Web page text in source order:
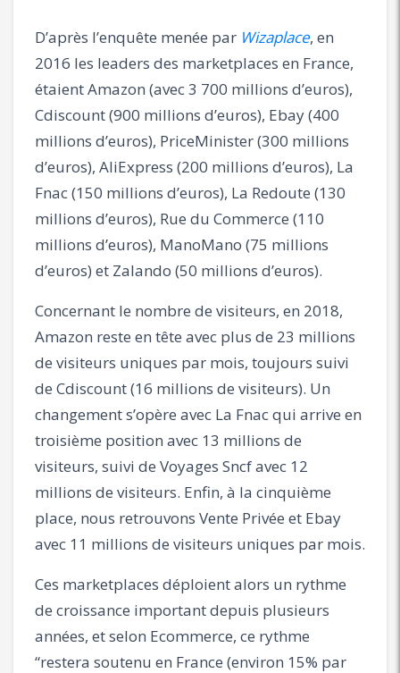
D’après l’enquête menée par Wizaplace, en
2016 les leaders des marketplaces en France,
étaient Amazon (avec 3 700 millions d’euros),
Cdiscount (900 millions d’euros), Ebay (400
millions d’euros), PriceMinister (300 millions
d’euros), AliExpress (200 millions d’euros), La
Fnac (150 millions d’euros), La Redoute (130
millions d’euros), Rue du Commerce (110
millions d’euros), ManoMano (75 millions
d’euros) et Zalando (50 millions d’euros).
Concernant le nombre de visiteurs, en 2018,
Amazon reste en tête avec plus de 23 millions
de visiteurs uniques par mois, toujours suivi
de Cdiscount (16 millions de visiteurs). Un
changement s’opère avec La Fnac qui arrive en
troisième position avec 13 millions de
visiteurs, suivi de Voyages Sncf avec 12
millions de visiteurs. Enfin, à la cinquième
place, nous retrouvons Vente Privée et Ebay
avec 11 millions de visiteurs uniques par mois.
Ces marketplaces déploient alors un rythme
de croissance important depuis plusieurs
années, et selon Ecommerce, ce rythme
“restera soutenu en France (environ 15% par